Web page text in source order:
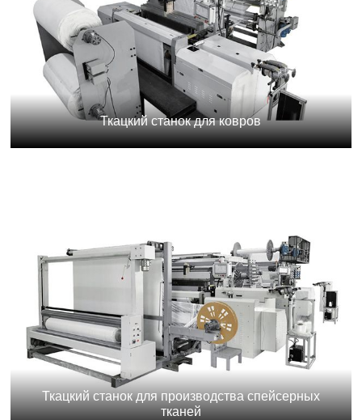
Ткацкий станок для ковров
Ткацкий станок для производства спейсерных
тканей